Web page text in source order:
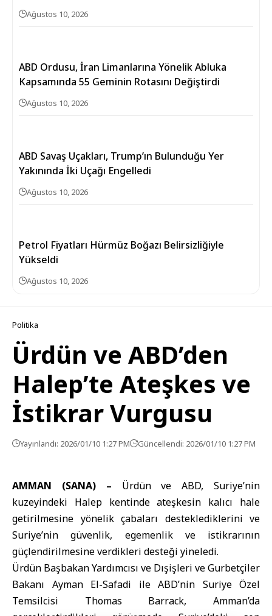
Ağustos 10, 2026
ABD Ordusu, İran Limanlarına Yönelik Abluka
Kapsamında 55 Geminin Rotasını Değiştirdi
Ağustos 10, 2026
ABD Savaş Uçakları, Trump’ın Bulunduğu Yer
Yakınında İki Uçağı Engelledi
Ağustos 10, 2026
Petrol Fiyatları Hürmüz Boğazı Belirsizliğiyle
Yükseldi
Ağustos 10, 2026
Politika
Ürdün ve ABD’den
Halep’te Ateşkes ve
İstikrar Vurgusu
Yayınlandı: 2026/01/10 1:27 PM Güncellendi: 2026/01/10 1:27 PM
AMMAN (SANA) – ÜrdünveABD, Suriye’nin
kuzeyindeki Halep kentinde ateşkesin kalıcı hale
getirilmesine yönelik çabaları desteklediklerini ve
Suriye’nin güvenlik, egemenlik ve istikrarının
güçlendirilmesine verdikleri desteği yineledi.
Ürdün Başbakan Yardımcısı ve Dışişleri ve Gurbetçiler
Bakanı Ayman El-Safadi ile ABD’nin Suriye Özel
Temsilcisi Thomas Barrack, Amman’da